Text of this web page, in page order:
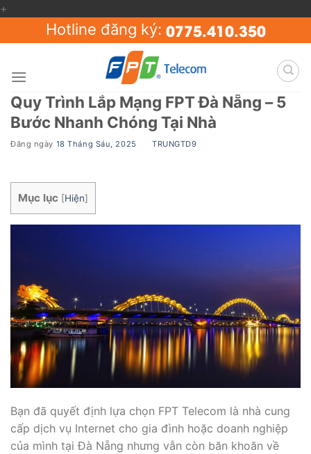
+
content
Hotline đăng ký: 0775.410.350
Quy Trình Lắp Mạng FPT Đà Nẵng – 5
Bước Nhanh Chóng Tại Nhà
Đăng ngày 18 Tháng Sáu, 2025 TRUNGTD9
Mục lục [Hiện]
Bạn đã quyết định lựa chọn FPT Telecom là nhà cung
cấp dịch vụ Internet cho gia đình hoặc doanh nghiệp
của mình tại Đà Nẵng nhưng vẫn còn băn khoăn về